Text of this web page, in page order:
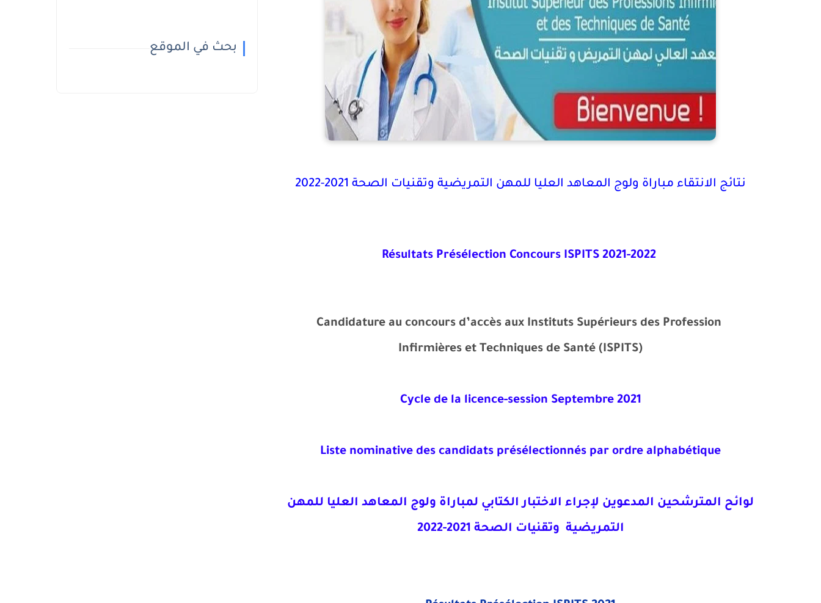
نتائج الانتقاء مباراة ولوج المعاهد العليا للمهن التمريضية وتقنيات الصحة 2021-2022
Résultats Présélection Concours ISPITS 2021-2022
Candidature au concours d’accès aux Instituts Supérieurs des Profession
Infirmières et Techniques de Santé (ISPITS)
Cycle de la licence-session Septembre 2021
Liste nominative des candidats présélectionnés par ordre alphabétique
لوائح المترشحين المدعوين لإجراء الاختبار الكتابي لمباراة ولوج المعاهد العليا للمهن
التمريضية وتقنيات الصحة 2021-2022
بحث في الموقع